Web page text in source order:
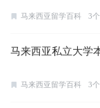
马来西亚留学百科 3
马来西亚私立大学
马来西亚留学百科 3